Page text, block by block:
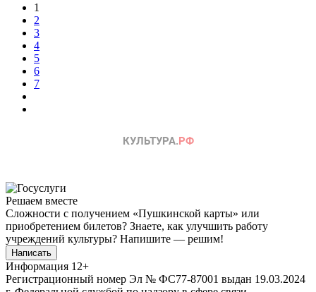
1
2
3
4
5
6
7
Решаем вместе
Сложности с получением «Пушкинской карты» или
приобретением билетов? Знаете, как улучшить работу
учреждений культуры? Напишите — решим!
Написать
Информация 12+
Регистрационный номер Эл № ФС77-87001 выдан 19.03.2024